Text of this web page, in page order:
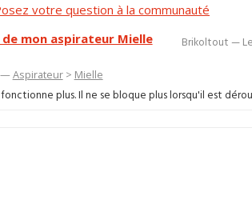
votre question à la communauté
Brikoltout —
mon aspirateur Mielle
—Aspirateur> Mielle
plus. Il ne se bloque plus lorsqu'il est